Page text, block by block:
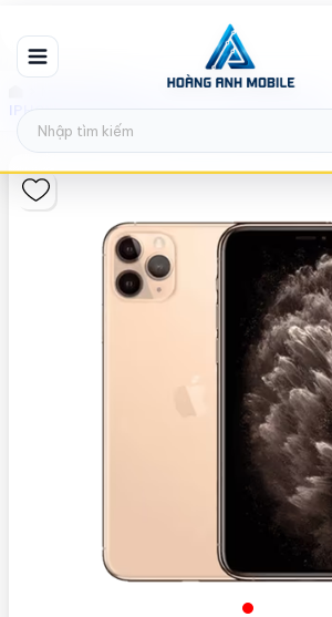
IPHONE 11 PRO MAX (LOCK) - THANH LÝ/732610